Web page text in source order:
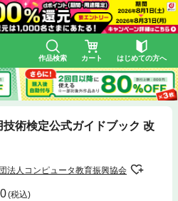
作品検索 カート はじめての方へ
術検定公式ガイドブック 改
法人コンピュータ教育振興協会
(税込)